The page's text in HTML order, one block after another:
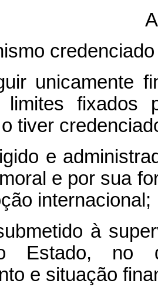
unicamente
fixados
tiver
e
e por sua
internacional;
à
Estado, no
e situação